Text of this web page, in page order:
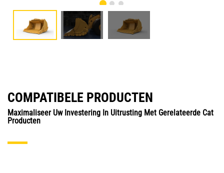
COMPATIBELE PRODUCTEN
Maximaliseer Uw Investering In Uitrusting Met Gerelateerde Cat
Producten